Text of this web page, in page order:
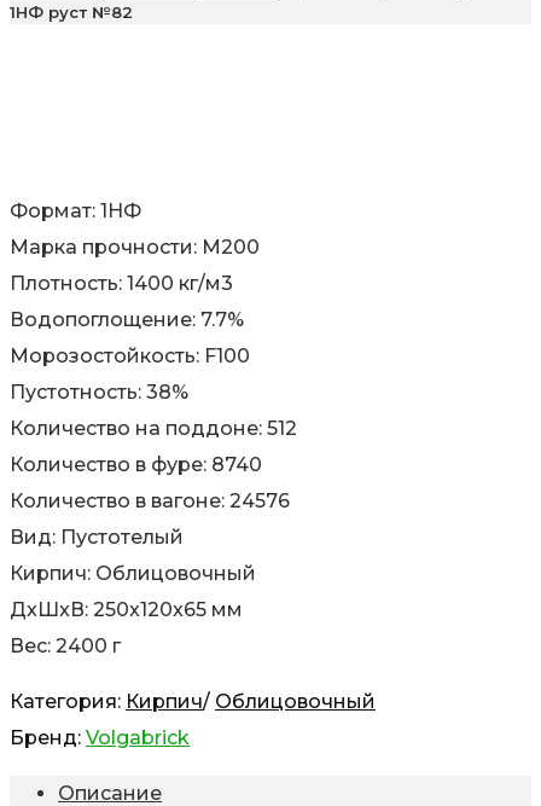
1НФ руст №82
Формат: 1НФ
Марка прочности: М200
Плотность: 1400 кг/м3
Водопоглощение: 7.7%
Морозостойкость: F100
Пустотность: 38%
Количество на поддоне: 512
Количество в фуре: 8740
Количество в вагоне: 24576
Вид: Пустотелый
Кирпич: Облицовочный
ДxШxВ: 250x120x65 мм
Вес: 2400 г
Категория: Кирпич/ Облицовочный
Бренд: Volgabrick
Описание